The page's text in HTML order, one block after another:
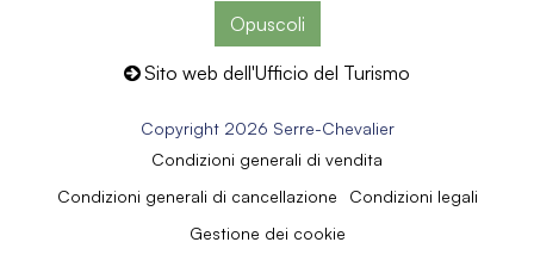
Opuscoli
Sito web dell'Ufficio del Turismo
Copyright 2026 Serre-Chevalier
Condizioni generali di vendita
Condizioni generali di cancellazione
Condizioni legali
Gestione dei cookie